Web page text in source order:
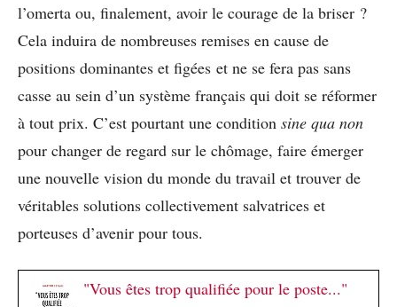
l’omerta ou, finalement, avoir le courage de la briser ?
Cela induira de nombreuses remises en cause de
positions dominantes et figées et ne se fera pas sans
casse au sein d’un système français qui doit se réformer
à tout prix. C’est pourtant une condition sine qua non
pour changer de regard sur le chômage, faire émerger
une nouvelle vision du monde du travail et trouver de
véritables solutions collectivement salvatrices et
porteuses d’avenir pour tous.
"Vous êtes trop qualifiée pour le poste..."